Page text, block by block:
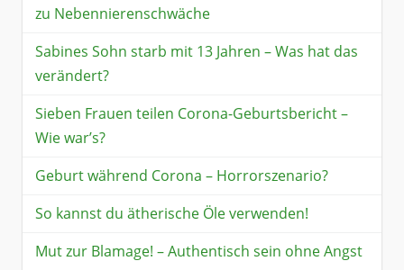
zu Nebennierenschwäche
Sabines Sohn starb mit 13 Jahren – Was hat das
verändert?
Sieben Frauen teilen Corona-Geburtsbericht –
Wie war’s?
Geburt während Corona – Horrorszenario?
So kannst du ätherische Öle verwenden!
Mut zur Blamage! – Authentisch sein ohne Angst